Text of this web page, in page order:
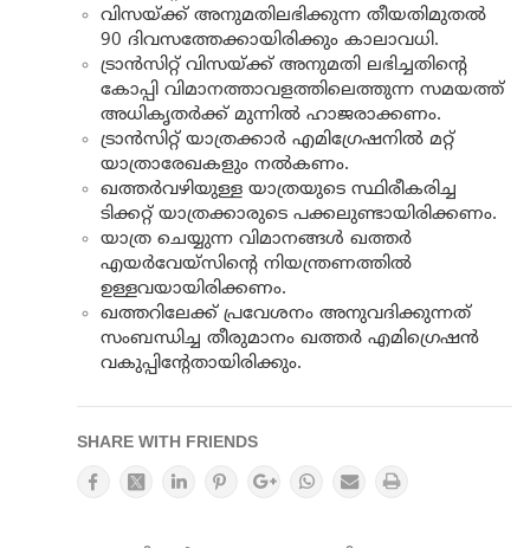
വിസയ്ക്ക് അനുമതിലഭിക്കുന്ന തീയതിമുതല്‍
90 ദിവസത്തേക്കായിരിക്കും കാലാവധി.
ട്രാന്‍സിറ്റ് വിസയ്ക്ക് അനുമതി ലഭിച്ചതിന്റെ
കോപ്പി വിമാനത്താവളത്തിലെത്തുന്ന സമയത്ത്
അധികൃതർക്ക് മുന്നിൽ ഹാജരാക്കണം.
ട്രാന്‍സിറ്റ് യാത്രക്കാര്‍ എമിഗ്രേഷനില്‍ മറ്റ്
യാത്രാരേഖകളും നല്‍കണം.
ഖത്തര്‍വഴിയുള്ള യാത്രയുടെ സ്ഥിരീകരിച്ച
ടിക്കറ്റ് യാത്രക്കാരുടെ പക്കലുണ്ടായിരിക്കണം.
യാത്ര ചെയ്യുന്ന വിമാനങ്ങൾ ഖത്തർ
എയർവേയ്സിന്റെ നിയന്ത്രണത്തിൽ
ഉള്ളവയായിരിക്കണം.
ഖത്തറിലേക്ക് പ്രവേശനം അനുവദിക്കുന്നത്
സംബന്ധിച്ച തീരുമാനം ഖത്തർ എമിഗ്രെഷൻ
വകുപ്പിന്റേതായിരിക്കും.
SHARE WITH FRIENDS